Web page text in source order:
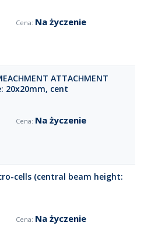
Na życzenie
ATTACHMENT
20x20mm, cent
Na życzenie
cells (central beam height:
Na życzenie